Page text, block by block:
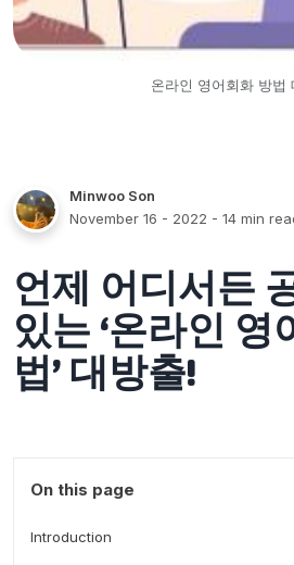
온라인 영어회화 방법
Minwoo Son
November 16 - 2022 - 14 min
언제 어디서든
있는 ‘온라인 영
법’ 대방출!
On this page
Introduction